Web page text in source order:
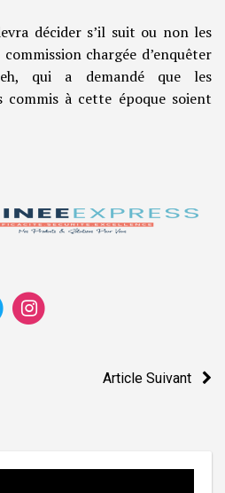
décider s’il suit ou non les
chargée d’enquêter
qui a demandé que les
commis à cette époque soient
Article Suivant